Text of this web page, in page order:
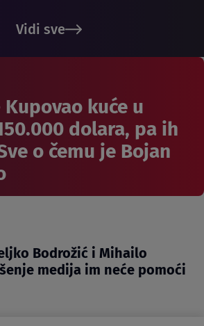
Vidi sve
Kupovao kuće u
dolara, pa ih
o čemu je Bojan
Bodrožić i Mihailo
medija im neće pomoći